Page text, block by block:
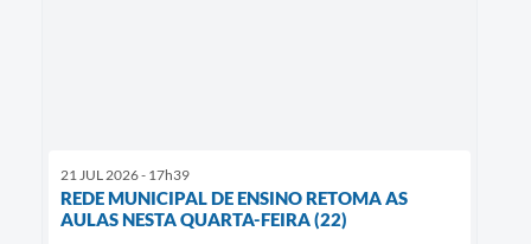
21 JUL 2026 - 17h39
REDE MUNICIPAL DE ENSINO RETOMA AS
AULAS NESTA QUARTA-FEIRA (22)